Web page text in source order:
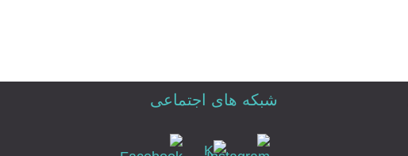
شبکه های اجتماعی